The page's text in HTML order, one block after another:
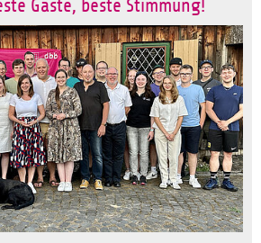
Gäste, beste Stimmung!